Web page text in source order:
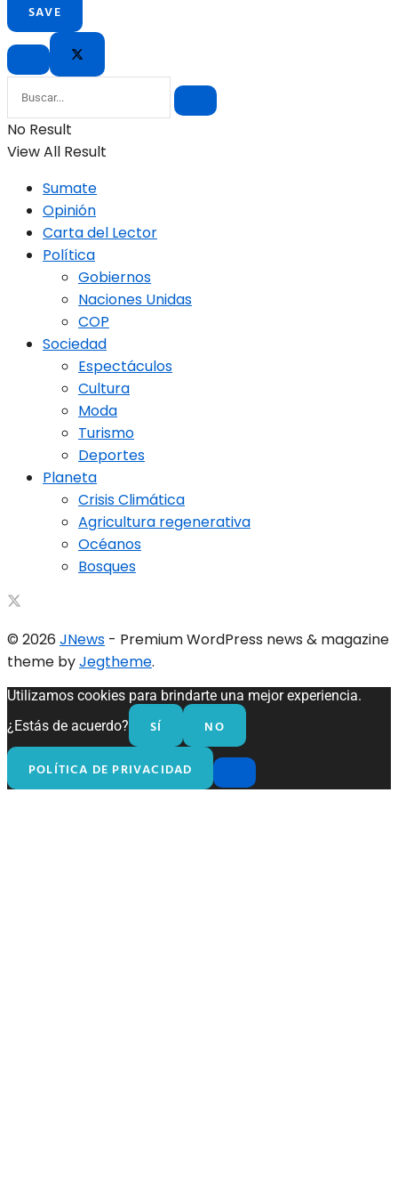
No Result
View All Result
Sumate
Opinión
Carta del Lector
Política
Gobiernos
Naciones Unidas
COP
Sociedad
Espectáculos
Cultura
Moda
Turismo
Deportes
Planeta
Crisis Climática
Agricultura regenerativa
Océanos
Bosques
© 2026 JNews - Premium WordPress news & magazine
theme byJegtheme.
Utilizamos cookies para brindarte una mejor experiencia.
¿Estás de acuerdo?
SÍ NO
POLÍTICA DE PRIVACIDAD